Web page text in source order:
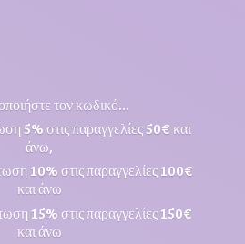
τον κωδικό...
5% στις παραγγελίες 50€ και
άνω,
10% στις παραγγελίες 100€
και άνω
15% στις παραγγελίες 150€
και άνω